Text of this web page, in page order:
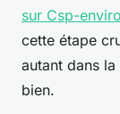
sur Csp-
cette étape
autant dans
bien.